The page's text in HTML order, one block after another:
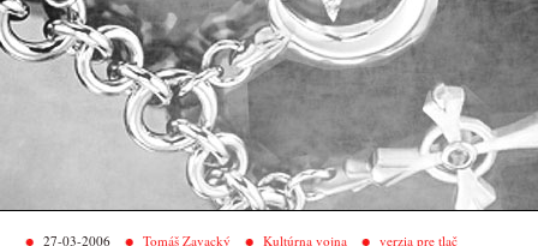
27-03-2006 Tomáš Zavacký Kultúrna vojna verzia pre tlač